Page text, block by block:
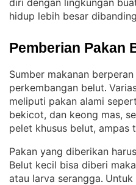
diri dengan lingkungan
hidup lebih besar
Pemberian Pakan
Sumber makanan
perkembangan belut.
meliputi pakan alami
bekicot, dan keong mas,
pelet khusus belut, ampas
Pakan yang diberikan
Belut kecil bisa diberi
atau larva serangga. Untuk